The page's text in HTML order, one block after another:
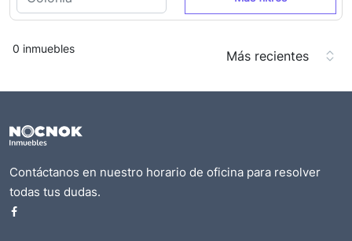
0 inmuebles
Contáctanos en nuestro horario de oficina para resolver
todas tus dudas.